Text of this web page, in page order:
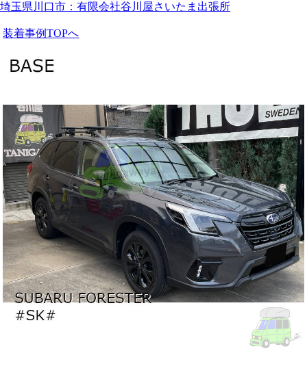
埼玉県川口市：有限会社谷川屋さいたま出張所
装着事例TOPへ